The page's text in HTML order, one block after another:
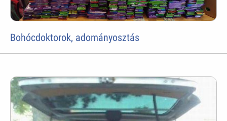
Bohócdoktorok, adományosztás